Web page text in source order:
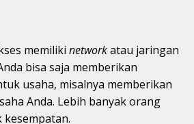
memiliki networkatau jaringan
bisa saja memberikan
usaha, misalnya memberikan
Anda. Lebih banyak orang